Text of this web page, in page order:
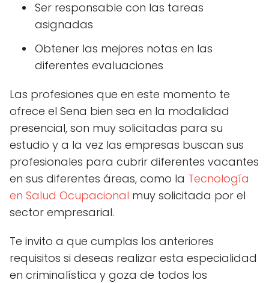
Ser responsable con las tareas
asignadas
Obtener las mejores notas en las
diferentes evaluaciones
Las profesiones que en este momento te
ofrece el Sena bien sea en la modalidad
presencial, son muy solicitadas para su
estudio y a la vez las empresas buscan sus
profesionales para cubrir diferentes vacantes
en sus diferentes áreas, como la Tecnología
en Salud Ocupacional muy solicitada por el
sector empresarial.
Te invito a que cumplas los anteriores
requisitos si deseas realizar esta especialidad
en criminalística y goza de todos los